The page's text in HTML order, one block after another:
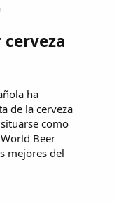
ha
de la cerveza
como
Beer
mejores del